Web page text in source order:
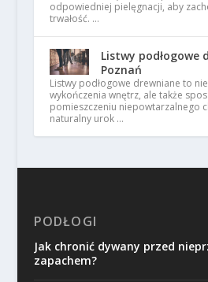
odpowiedniej pielęgnacji, aby
trwałość. …
Listwy podłogowe
Poznań
Listwy podłogowe drewniane to
wykończenia wnętrz, ale także
pomieszczeniu niepowtarzalnego
naturalny urok …
PODŁOGI
Jak chronić dywany przed
zapachem?